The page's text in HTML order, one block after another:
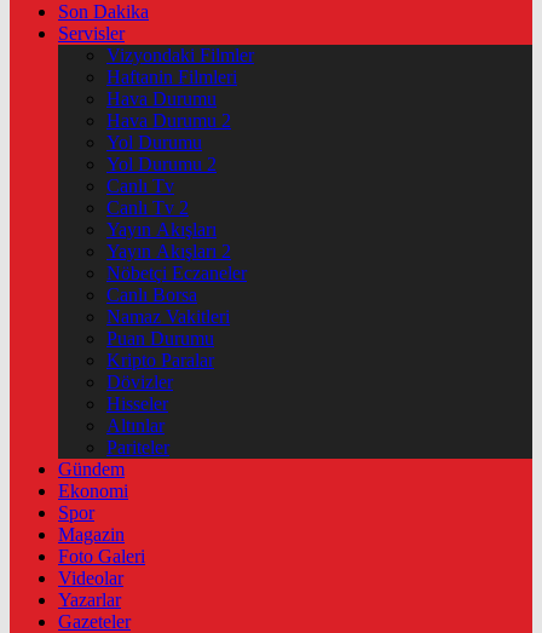
Son Dakika
Servisler
Vizyondaki Filmler
Haftanin Filmleri
Hava Durumu
Hava Durumu 2
Yol Durumu
Yol Durumu 2
Canlı Tv
Canlı Tv 2
Yayın Akışları
Yayın Akışları 2
Nöbetçi Eczaneler
Canlı Borsa
Namaz Vakitleri
Puan Durumu
Kripto Paralar
Dövizler
Hisseler
Altınlar
Pariteler
Gündem
Ekonomi
Spor
Magazin
Foto Galeri
Videolar
Yazarlar
Gazeteler